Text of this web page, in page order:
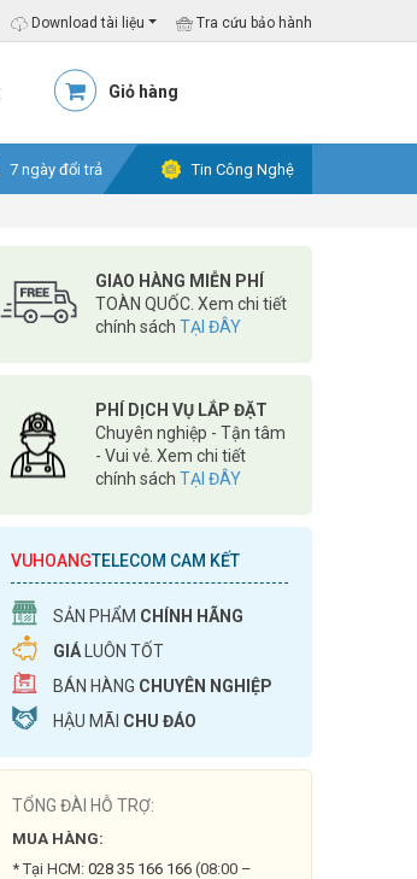
Download tài liệu Tra cứu bảo hành
Giỏ hàng
7 ngày đổi trả Tin Công Nghệ
GIAO HÀNG MIỄN PHÍ
TOÀN QUỐC. Xem chi tiết
chính sách TẠI ĐÂY
PHÍ DỊCH VỤ LẮP ĐẶT
Chuyên nghiệp - Tận tâm
- Vui vẻ. Xem chi tiết
chính sách TẠI ĐÂY
VUHOANGTELECOM CAM KẾT
SẢN PHẨM CHÍNH HÃNG
GIÁ LUÔN TỐT
BÁN HÀNG CHUYÊN NGHIỆP
HẬU MÃI CHU ĐÁO
TỔNG ĐÀI HỖ TRỢ:
MUA HÀNG:
* Tại HCM: 028 35 166 166 (08:00 –